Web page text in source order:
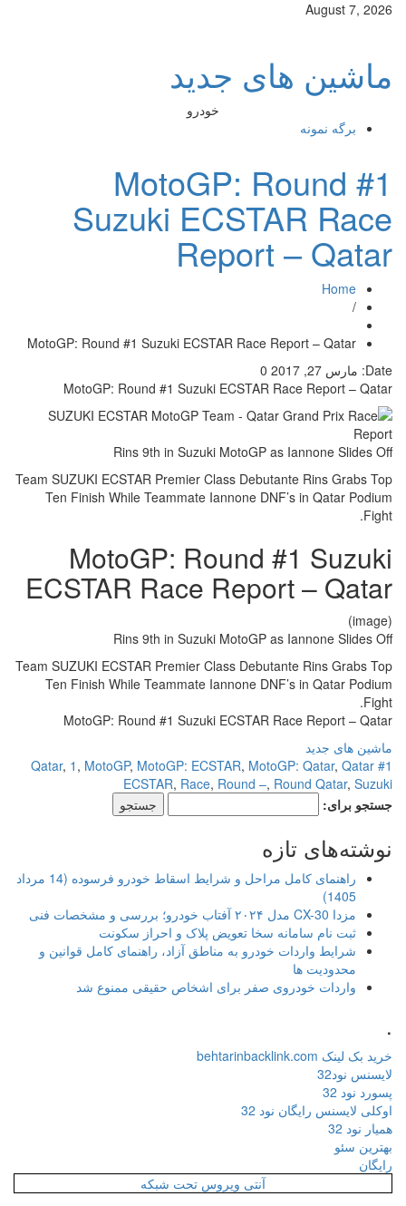
August 7, 2026
ماشین های جدید
خودرو
برگه نمونه
MotoGP: Round #1
Suzuki ECSTAR Race
Report – Qatar
Home
/
MotoGP: Round #1 Suzuki ECSTAR Race Report – Qatar
Date: مارس 27, 2017
0
MotoGP: Round #1 Suzuki ECSTAR Race Report – Qatar
Rins 9th in Suzuki MotoGP as Iannone Slides Off
Team SUZUKI ECSTAR Premier Class Debutante Rins Grabs Top
Ten Finish While Teammate Iannone DNF’s in Qatar Podium
Fight.
MotoGP: Round #1 Suzuki
ECSTAR Race Report – Qatar
Rins 9th in Suzuki MotoGP as Iannone Slides Off
Team SUZUKI ECSTAR Premier Class Debutante Rins Grabs Top
Ten Finish While Teammate Iannone DNF’s in Qatar Podium
Fight.
MotoGP: Round #1 Suzuki ECSTAR Race Report – Qatar
ماشین های جدید
, 1,MotoGP,MotoGP: ECSTAR,MotoGP: Qatar,Qatar
ECSTAR,Race,Round –,Round Qatar,Suzuki
جستجو برای:
نوشته‌های تازه
راهنمای کامل مراحل و شرایط اسقاط خودرو فرسوده (14 مرداد
1405)
مزدا CX-30 مدل ۲۰۲۴ آفتاب خودرو؛ بررسی و مشخصات فنی
ثبت نام سامانه سخا تعویض پلاک و احراز سکونت
شرایط واردات خودرو به مناطق آزاد، راهنمای کامل قوانین و
محدودیت ها
واردات خودروی صفر برای اشخاص حقیقی ممنوع شد
خرید بک لینک behtarinbacklink.com
لایسنس نود32
پسورد نود 32
اوکلی لایسنس رایگان نود 32
همیار نود 32
بهترین سئو
رایگان
آنتی ویروس تحت شبکه